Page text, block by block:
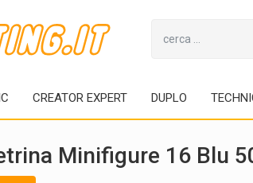
CREATOR EXPERT DUPLO
Minifigure 16 Blu